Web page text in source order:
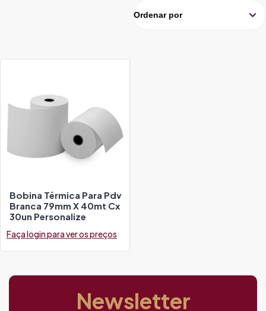
Bobina Térmica Para Pdv
Branca 79mm X 40mt Cx
30un Personalize
Faça login para ver os preços
Newsletter